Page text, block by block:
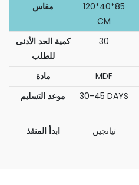
مقاس
120*40*85
CM
كمية الحد الأدنى
للطلب
30
مادة MDF
موعد التسليم
30-45 DAYS
ابدأ المنفذ تيانجين